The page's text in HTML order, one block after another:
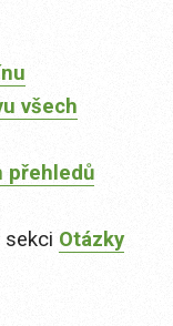
všech
přehledů
Otázky